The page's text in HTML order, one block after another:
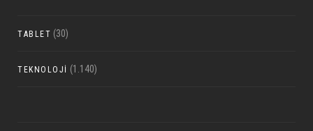
TABLET (30)
TEKNOLOJI (1.140)